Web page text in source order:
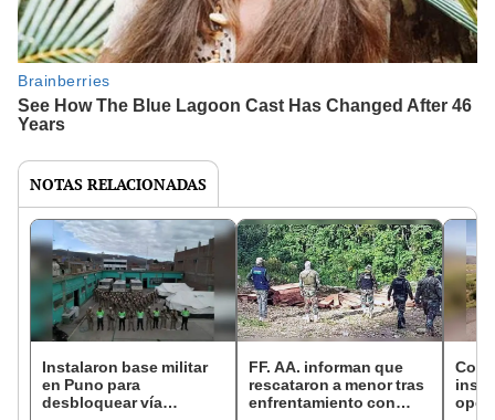
NOTAS RELACIONADAS
Instalaron base militar
en Puno para
desbloquear vía
FF. AA. informan que
rescataron a menor tras
enfrentamiento con